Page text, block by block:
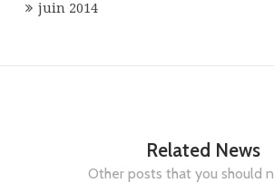
juin 2014
Related News
Other posts that you should